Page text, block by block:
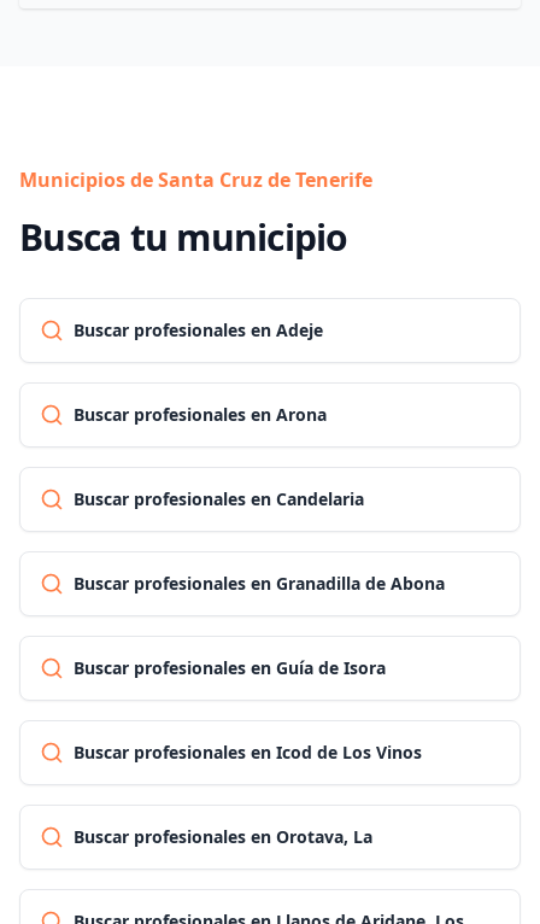
Municipios de Santa Cruz de Tenerife
Busca tu municipio
Buscar profesionales en Adeje
Buscar profesionales en Arona
Buscar profesionales en Candelaria
Buscar profesionales en Granadilla de Abona
Buscar profesionales en Guía de Isora
Buscar profesionales en Icod de Los Vinos
Buscar profesionales en Orotava, La